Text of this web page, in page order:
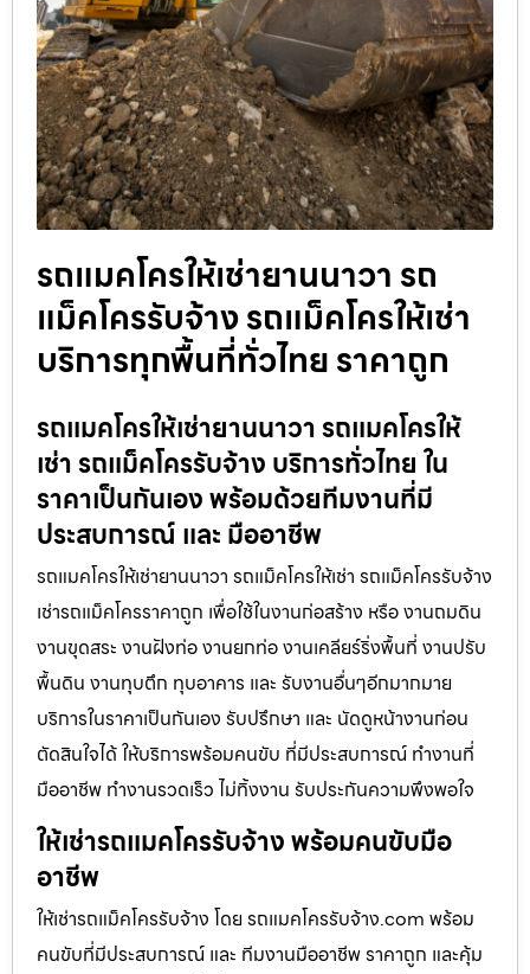
รถแมคโครให้เช่ายานนาวา รถ
แม็คโครรับจ้าง รถแม็คโครให้เช่า
บริการทุกพื้นที่ทั่วไทย ราคาถูก
รถแมคโครให้เช่ายานนาวา รถแมคโครให้
เช่า รถแม็คโครรับจ้าง บริการทั่วไทย ใน
ราคาเป็นกันเอง พร้อมด้วยทีมงานที่มี
ประสบการณ์ และ มืออาชีพ
รถแมคโครให้เช่ายานนาวา รถแม็คโครให้เช่า รถแม็คโครรับจ้าง
เช่ารถแม็คโครราคาถูก เพื่อใช้ในงานก่อสร้าง หรือ งานถมดิน
งานขุดสระ งานฝังท่อ งานยกท่อ งานเคลียร์ริ่งพื้นที่ งานปรับ
พื้นดิน งานทุบตึก ทุบอาคาร และ รับงานอื่นๆอีกมากมาย
บริการในราคาเป็นกันเอง รับปรึกษา และ นัดดูหน้างานก่อน
ตัดสินใจได้ ให้บริการพร้อมคนขับ ที่มีประสบการณ์ ทำงานที่
มืออาชีพ ทำงานรวดเร็ว ไม่ทิ้งงาน รับประกันความพึงพอใจ
ให้เช่ารถแมคโครรับจ้าง พร้อมคนขับมือ
อาชีพ
ให้เช่ารถแม็คโครรับจ้าง โดย รถแมคโครรับจ้าง.com พร้อม
คนขับที่มีประสบการณ์ และ ทีมงานมืออาชีพ ราคาถูก และคุ้ม